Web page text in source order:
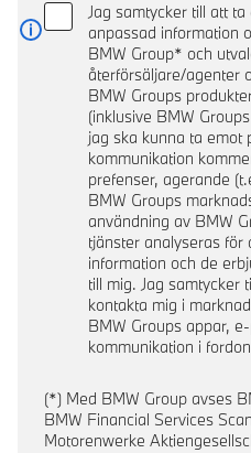
Jag samtycker till att
anpassad information
BMW Group* och
återförsäljare/agenter
BMW Groups
(inklusive BMW
jag ska kunna ta emot
kommunikation
prefenser, agerande
BMW Groups
användning av BMW
tjänster analyseras för
information och de
till mig. Jag samtycker
kontakta mig i
BMW Groups appar,
kommunikation i
Läs mer
(*) Med BMW Group avses
BMW Financial Services
Motorenwerke